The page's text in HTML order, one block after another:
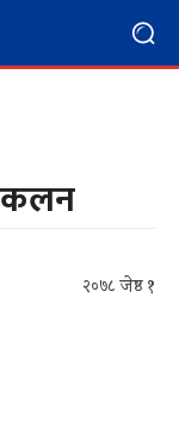
२०७८ जेष्ठ १